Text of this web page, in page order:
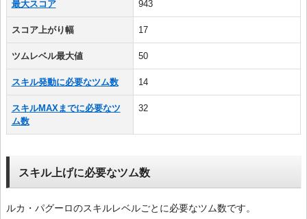
最大スコア 943
スコア上がり幅 17
ツムレベル最大値 50
スキル発動に必要なツム数 14
スキルMAXまでに必要なツ
ム数
32
スキル上げに必要なツム数
ルカ・パグーロのスキルレベルごとに必要なツム数です。